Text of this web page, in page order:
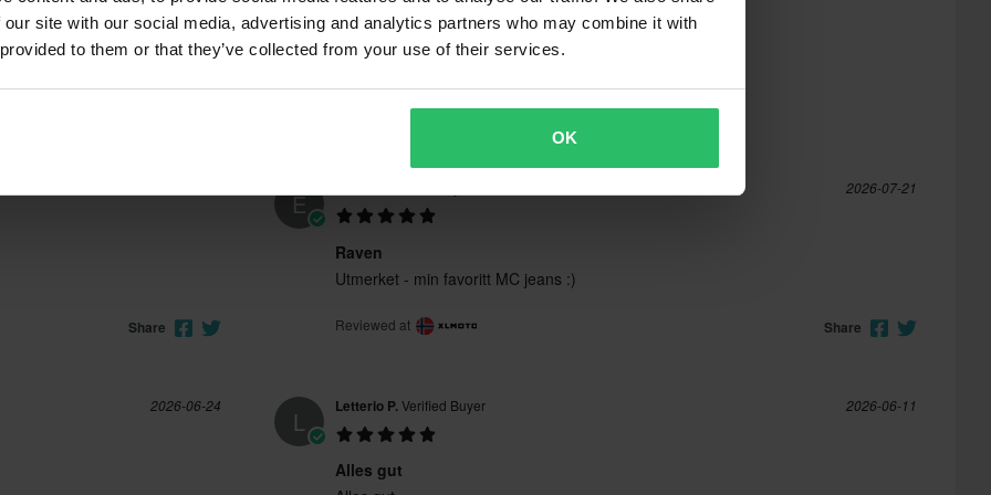
site with our social media, advertising and analytics partners who may combine it with
to them or that they’ve collected from your use of their services.
OK
x L34
225 x 280 x 110 mm
x L32
230 x 295 x 95 mm
x L32
230 x 295 x 95 mm
Share
E
2026-07-21
Raven
Utmerket - min favoritt MC jeans :)
Reviewed at Share
2026-06-24
L Letterio P.Verified Buyer 2026-06-11
Alles gut